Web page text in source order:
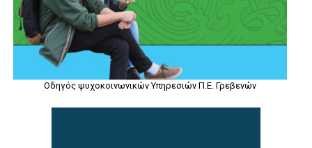
Οδηγός ψυχοκοινωνικών Υπηρεσιών Π.Ε. Γρεβενών